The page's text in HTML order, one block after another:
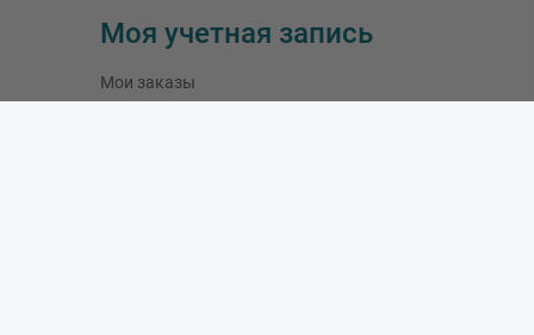
Моя учетная запись
Мои заказы